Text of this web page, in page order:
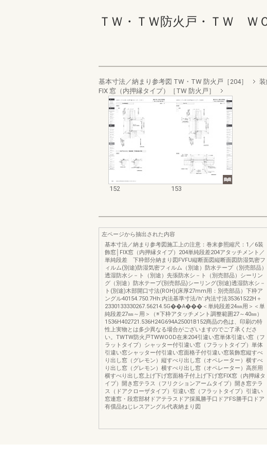
ＴＷ・ＴＷ防火戸・ＴＷ Ｗ
基本寸法／納まり参考図 TW・TW 防火戸［204］
FIX 窓（内押縁タイプ）［TW 防火戸］
152 153
左ページから抽出された内容
基本寸法／納まり参考図施工上の注意：巻末参照縮尺：1／6装
飾窓│FIX窓（内押縁タイプ）204単純段差204アタッチメント／
単純段差 下枠部分納まり図FVFU縦断面図縦断面図防湿気密フ
ィルム(別途)防湿気密フィルム（別途）防水テープ（別売部品）
透湿防水シ－ト（別途）先張防水シ－ト（別売部品）シーリン
グ（別途）防水テープ(別売部品)シーリング(別途)透湿防水シ－
ト(別途)木部開口寸法(ROH)(床厚27mm用：別売部品）下枠ア
ングル40154.750.7Hh:内法基準寸法/h’:内法寸法35361522H＋
2330133330267.56214.5G��A���＜単純段差24㎜用＞＜単
純段差27㎜～用＞（※下枠アタッチメント調整範囲27～40㎜）
1536H402721.536H24G694A25001B152商品の色は、印刷の特
性上実物とは多少異なる場合がございますのでご了承くださ
い。TWTW防火戸TWWOOD在来204引違い窓単体引違い窓（フ
ラットタイプ）シャッター付引違い窓（フラットタイプ）単体
引違い窓シャッター付引違い窓面格子付引違い窓装飾窓縦すべ
り出し窓（グレモン）縦すべり出し窓（オペレーター）横すべ
り出し窓（グレモン）横すべり出し窓（オペレーター）高所用
横すべり出し窓上げ下げ窓面格子付上げ下げ窓FIX窓（内押縁タ
イプ）開き窓テラス（フリクションアームタイプ）開き窓テラ
ス（ドアクローザタイプ）引違い窓（フラットタイプ）引違い
窓連窓・段窓部材ドアテラスドア採風勝手口ドアFS勝手口ドア
有償品ねじレスアングル代表納まり図